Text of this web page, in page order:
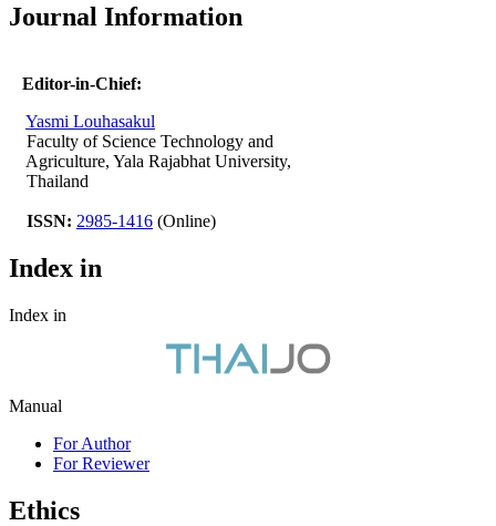
Journal Information
Editor-in-Chief:
Yasmi Louhasakul
Faculty of Science Technology and
Agriculture, Yala Rajabhat University,
Thailand
ISSN: 2985-1416 (Online)
Index in
Index in
Manual
For Author
For Reviewer
Ethics